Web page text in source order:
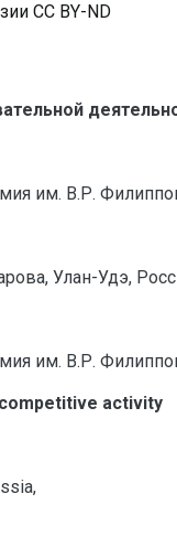
CC BY-ND
им. В.Р.
Улан-Удэ,
им. В.Р.
activity